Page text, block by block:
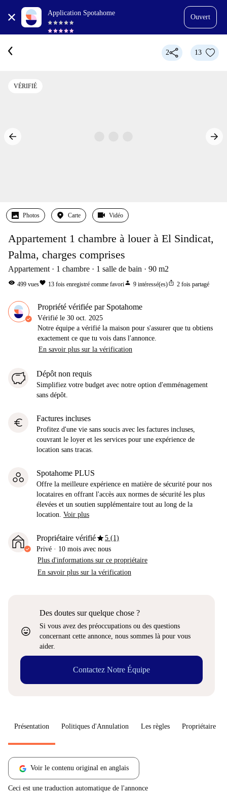
Application Spotahome
Ouvert
2 13
VÉRIFIÉ
Photos Carte Vidéo
Appartement 1 chambre à louer à El Sindicat,
Palma, charges comprises
Appartement 1 chambre 1 salle de bain 90 m2
visibility 499 vuesfavorite 13 fois enregistré comme favoriperson 9 intéressé(es)ios_share 2 fois partagé
Propriété vérifiée par Spotahome
Vérifié le 30 oct. 2025
Notre équipe a vérifié la maison pour s'assurer que tu obtiens
exactement ce que tu vois dans l'annonce.
En savoir plus sur la vérification
Dépôt non requis
Simplifiez votre budget avec notre option d'emménagement
sans dépôt.
euro Factures incluses
Profitez d'une vie sans soucis avec les factures incluses,
couvrant le loyer et les services pour une expérience de
location sans tracas.
Spotahome PLUS
Offre la meilleure expérience en matière de sécurité pour nos
locataires en offrant l'accès aux normes de sécurité les plus
élevées et un soutien supplémentaire tout au long de la
location. Voir plus
Propriétaire vérifiéstar5 (1)
Privé · 10 mois avec nous
Plus d'informations sur ce propriétaire
En savoir plus sur la vérification
sentiment_very_satisfied
Des doutes sur quelque chose ?
Si vous avez des préoccupations ou des questions
concernant cette annonce, nous sommes là pour vous
aider.
Contactez Notre Équipe
Présentation Politiques d'Annulation Les règles Propriétaire
Voir le contenu original en anglais
Ceci est une traduction automatique de l'annonce